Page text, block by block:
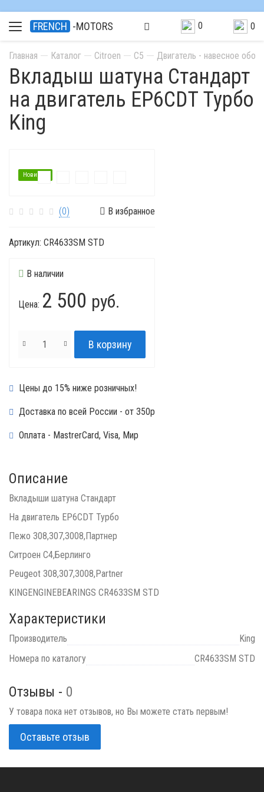
FRENCH -MOTORS 0 0
Главная Каталог Citroen C5 Двигатель - навесное
Вкладыш шатуна Стандарт
на двигатель EP6CDT Турбо
King
Новинка
(0) В избранное
Артикул: CR4633SM STD
В наличии
Цена: 2 500 руб.
Цены до 15% ниже розничных!
Доставка по всей России - от 350р
Оплата - MastrerCard, Visa, Мир
Описание
Вкладыши шатуна Стандарт
На двигатель EP6CDT Турбо
Пежо 308,307,3008,Партнер
Ситроен С4,Берлинго
Peugeot 308,307,3008,Partner
KINGENGINEBEARINGS CR4633SM STD
Характеристики
Производитель
King
Номера по каталогу
CR4633SM STD
Отзывы - 0
У товара пока нет отзывов, но Вы можете стать первым!
Оставьте отзыв